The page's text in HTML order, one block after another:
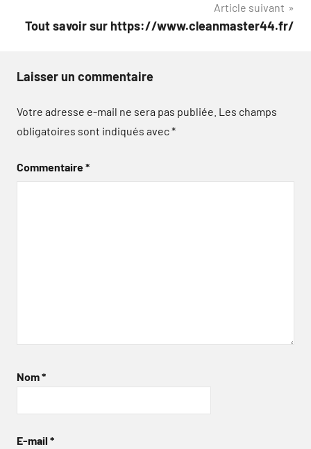
Article suivant
Tout savoir sur https://www.cleanmaster44.fr/
Laisser un commentaire
Votre adresse e-mail ne sera pas publiée. Les champs
obligatoires sont indiqués avec*
Commentaire*
Nom*
E-mail *